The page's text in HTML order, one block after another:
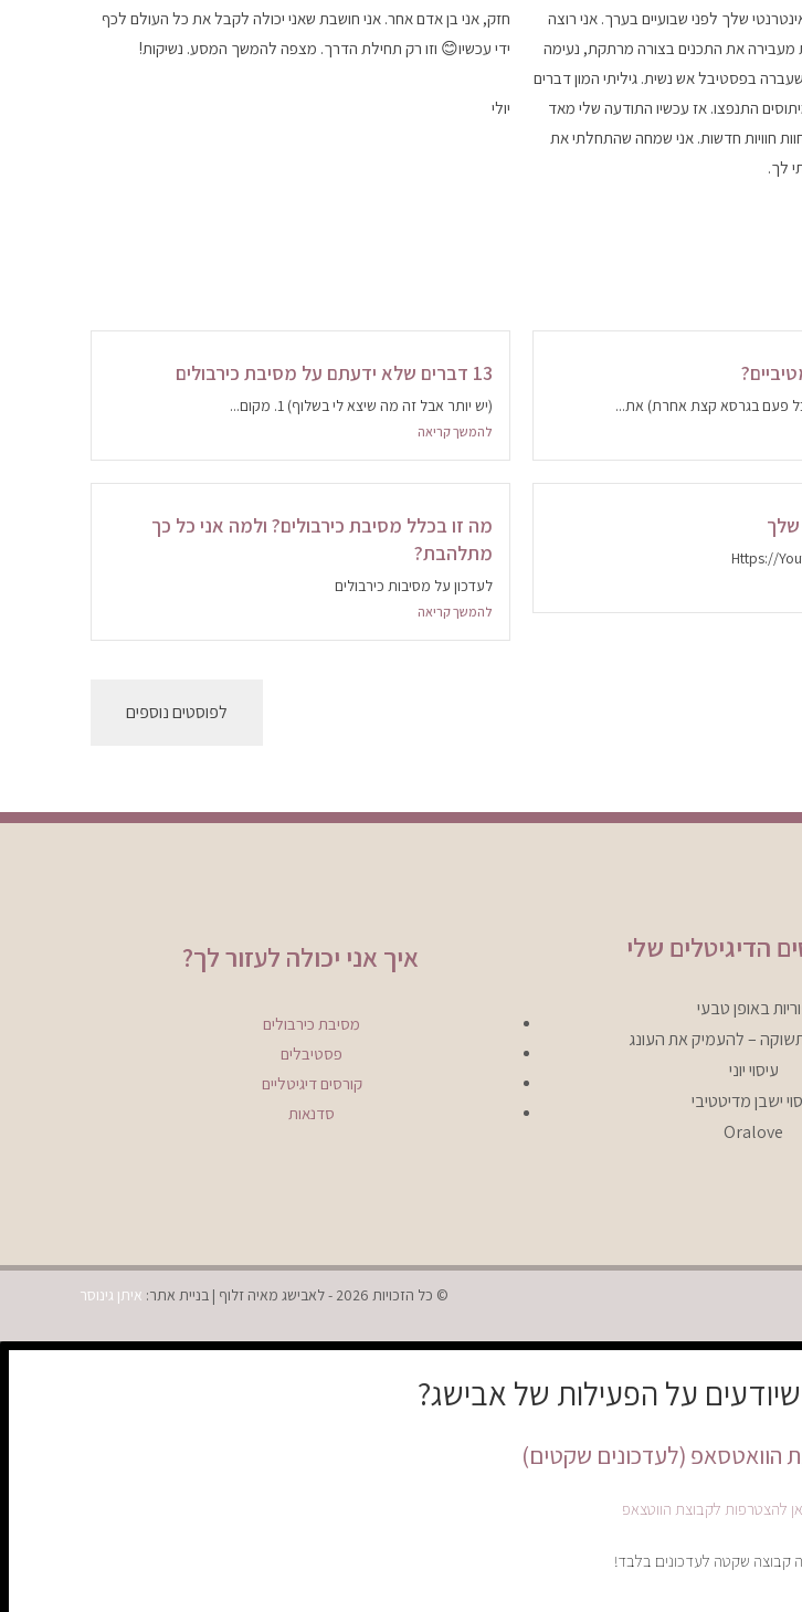
שלך לפני שבועיים בערך. אני רוצה
מעבירה את התכנים בצורה מרתקת, נעימה
בפסטיבל אש נשית. גיליתי המון דברים
התנפצו. אז עכשיו התודעה שלי מאד
חוויות חדשות. אני שמחה שהתחלתי את
לך.
חזק, אני בן אדם אחר. אני חושבת שאני יכולה לקבל את כל העולם לכף
ידי עכשיו😊 וזו רק תחילת הדרך. מצפה להמשך המסע. נשיקות!
יולי
פעם בגרסא קצת אחרת) את...
13 דברים שלא ידעתם על מסיבת כירבולים
(יש יותר אבל זה מה שיצא לי בשלוף) 1. מקום...
להמשך קריאה
שלך
Https://
מה זו בכלל מסיבת כירבולים? ולמה אני כל כך
מתלהבת?
לעדכון על מסיבות כירבולים
להמשך קריאה
לפוסטים נוספים
הדיגיטלים שלי
באופן טבעי
– להעמיק את העונג
עיסוי יוני
ישבן מדיטטיבי
Oralove
איך אני יכולה לעזור לך?
מסיבת כירבולים
פסטיבלים
קורסים דיגיטליים
סדנאות
© כל הזכויות 2026 - לאבישג מאיה זלוף | בניית אתר: איתן גינוסר
על הפעילות של אבישג?
הוואטסאפ (לעדכונים שקטים)
קבוצה שקטה לעדכונים בלבד!